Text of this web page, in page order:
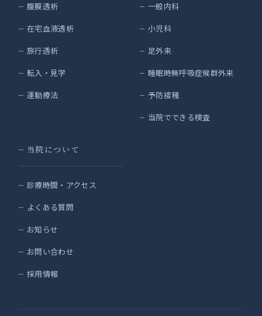
腹膜透析
在宅血液透析
旅行透析
転入・見学
運動療法
一般内科
小児科
足外来
睡眠時無呼吸症候群外来
予防接種
当院でできる検査
当院について
診療時間・アクセス
よくある質問
お知らせ
お問い合わせ
採用情報